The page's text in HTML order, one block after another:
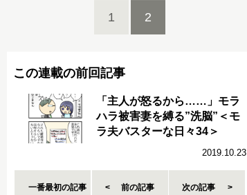
1 2
この連載の前回記事
「主人が怒るから……」モラ
ハラ被害妻を縛る”洗脳”＜モ
ラ夫バスターな日々34＞
2019.10.23
一番最初の記事 前の記事 次の記事